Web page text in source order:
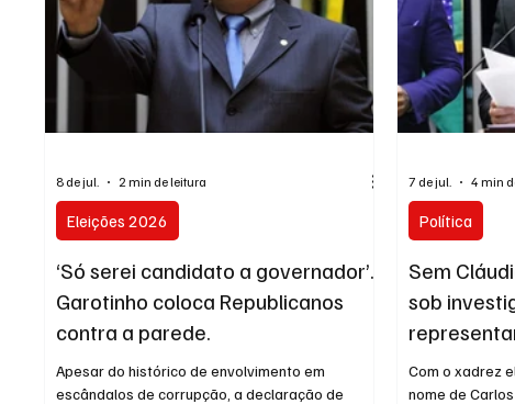
Esporte Niterói Zona Oeste
Entretenimento Serviço Eleições
‘Só serei candidato a governador’.
Garotinho coloca Republicanos
contra a parede.
Apesar do histórico de envolvimento em
escândalos de corrupção, a declaração de
Eleições 2026
8 de jul. 2 min de leitura
Sem
sob
pelo
Com o xadrez
nome de
Política
7 de jul. 4 min